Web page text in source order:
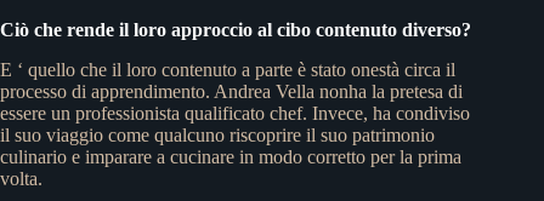
Ciò che rende il loro approccio al cibo contenuto diverso?
E ‘ quello che il loro contenuto a parte è stato onestà circa il
processo di apprendimento. Andrea Vella nonha la pretesa di
essere un professionista qualificato chef. Invece, ha condiviso
il suo viaggio come qualcuno riscoprire il suo patrimonio
culinario e imparare a cucinare in modo corretto per la prima
volta.